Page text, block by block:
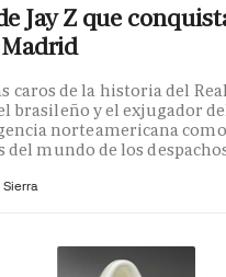
Jay Z que
caros de la historia del
brasileño y el exjugador
norteamericana como
del mundo de los
Sierra